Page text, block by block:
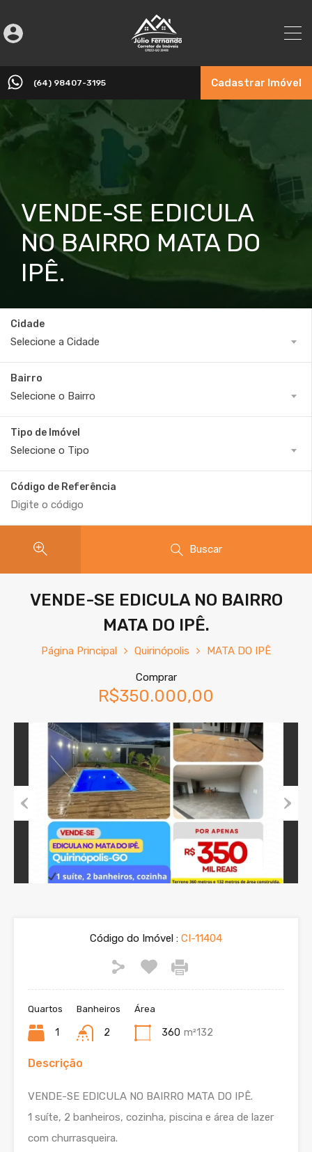
(64) 98407-3195 Cadastrar Imóvel
VENDE-SE EDICULA
NO BAIRRO MATA DO
IPÊ.
Cidade
Selecione a Cidade
Bairro
Selecione o Bairro
Tipo de Imóvel
Selecione o Tipo
Código de Referência
Buscar
VENDE-SE EDICULA NO BAIRRO
MATA DO IPÊ.
Página Principal Quirinópolis MATA DO IPÊ
Comprar
R$350.000,00
Previous
Código do Imóvel : CI-11404
Quartos
1
Banheiros
2
Área
360 m²132
Descrição
VENDE-SE EDICULA NO BAIRRO MATA DO IPÊ.
1 suíte, 2 banheiros, cozinha, piscina e área de lazer
com churrasqueira.